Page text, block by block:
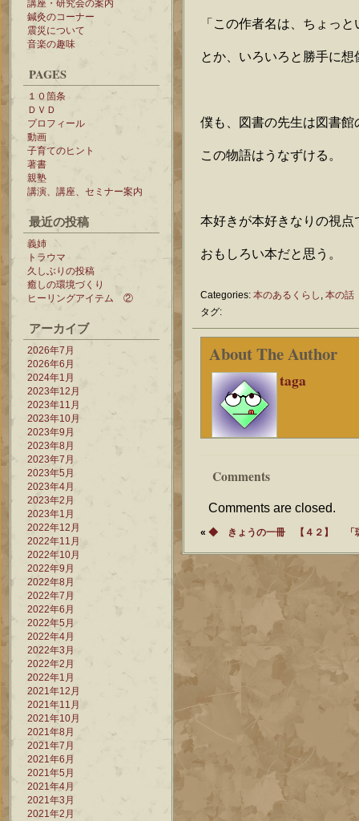
講座・研究会の案内
鍼灸のコーナー
震災について
音楽の趣味
PAGES
１０箇条
ＤＶＤ
プロフィール
動画
子育てのヒント
著書
親塾
講演、講座、セミナー案内
最近の投稿
義姉
トラウマ
久しぶりの投稿
癒しの環境づくり
ヒーリングアイテム ②
アーカイブ
2026年7月
2026年6月
2024年1月
2023年12月
2023年11月
2023年10月
2023年9月
2023年8月
2023年7月
2023年5月
2023年4月
2023年2月
2023年1月
2022年12月
2022年11月
2022年10月
2022年9月
2022年8月
2022年7月
2022年6月
2022年5月
2022年4月
2022年3月
2022年2月
2022年1月
2021年12月
2021年11月
2021年10月
2021年8月
2021年7月
2021年6月
2021年5月
2021年4月
2021年3月
2021年2月
「この作者名は、ちょっ
とか、いろいろと勝手に
僕も、図書の先生は図書
この物語はうなずける。
本好きが本好きなりの視
おもしろい本だと思う。
Categories: 本のあるくらし
本の話
タグ:
About The Author
taga
Comments
Comments are closed.
« ◆ きょうの一冊 【４２】